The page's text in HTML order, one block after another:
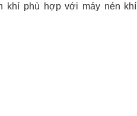
phù hợp với máy nén